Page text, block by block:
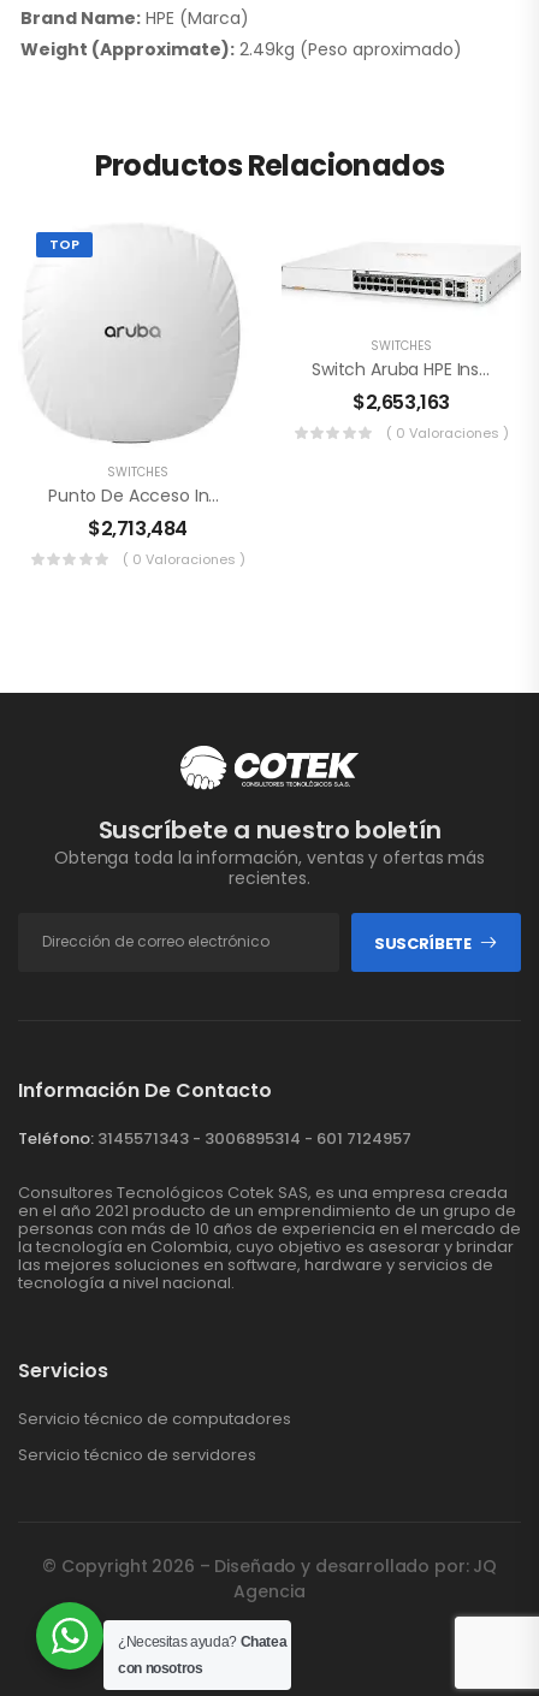
Brand Name: HPE (Marca)
Weight (Approximate): 2.49kg (Peso aproximado)
Productos Relacionados
TOP
SWITCHES
Punto De Acceso Inalámbrico HPE AP-515
$2,713,484
( 0 Valoraciones )
SWITCHES
Switch Aruba HPE Instant On 1960 – JL806A
$2,653,163
( 0 Valoraciones )
Suscríbete a nuestro boletín
Obtenga toda la información, ventas y ofertas más
recientes.
SUSCRÍBETE
Información De Contacto
Teléfono: 3145571343 - 3006895314 - 601 7124957
Consultores Tecnológicos Cotek SAS, es una empresa creada
en el año 2021 producto de un emprendimiento de un grupo de
personas con más de 10 años de experiencia en el mercado de
la tecnología en Colombia, cuyo objetivo es asesorar y brindar
las mejores soluciones en software, hardware y servicios de
tecnología a nivel nacional.
Servicios
Servicio técnico de computadores
Servicio técnico de servidores
© Copyright 2026 – Diseñado y desarrollado por: JQ
Agencia
¿Necesitas ayuda? Chatea
con nosotros